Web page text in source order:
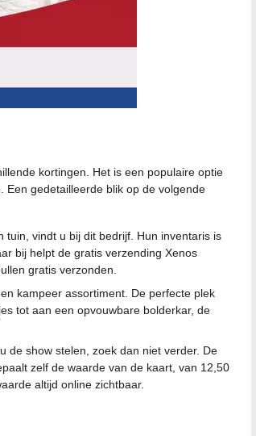
kortingen. Het is een populaire optie
gedetailleerde blik op de volgende
tuin, vindt u bij dit bedrijf. Hun inventaris is
bij helpt de gratis verzending Xenos
gratis verzonden.
kampeer assortiment. De perfecte plek
tot aan een opvouwbare bolderkar, de
de show stelen, zoek dan niet verder. De
zelf de waarde van de kaart, van 12,50
altijd online zichtbaar.